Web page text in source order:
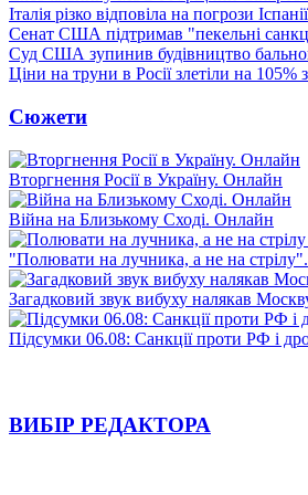
Італія різко відповіла на погрози Іспанії
Сенат США підтримав "пекельні
Суд США зупинив будівництво
Ціни на труни в Росії злетіли на
Сюжети
Вторгнення Росії в Україну. Онлайн
Війна на Близькому Сході. Онлайн
"Полювати на лучника, а не на
Загадковий звук вибуху налякав
Підсумки 06.08: Санкції проти РФ і
ВИБІР РЕДАКТОРА